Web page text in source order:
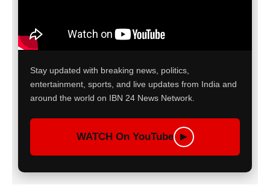
Stay updated with breaking news, politics,
entertainment, sports, and live updates from India and
around the world on IBN 24 News Network.
WATCH On YouTube ▶